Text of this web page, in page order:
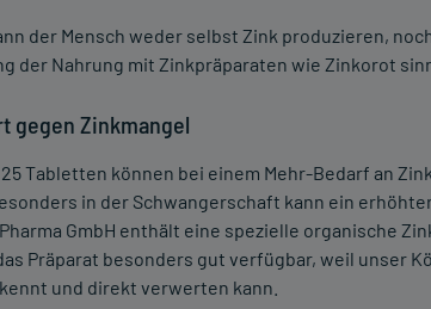
der Mensch weder selbst Zink produzieren,
der Nahrung mit Zinkpräparaten wie Zinkorot
gegen Zinkmangel
Tabletten können bei einem Mehr-Bedarf an
in der Schwangerschaft kann ein
GmbH enthält eine spezielle organische
Präparat besonders gut verfügbar, weil unser
und direkt verwerten kann.